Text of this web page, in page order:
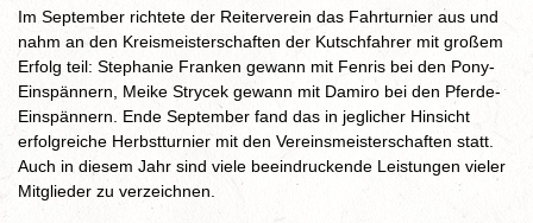
Im September richtete der Reiterverein das Fahrturnier aus und
nahm an den Kreismeisterschaften der Kutschfahrer mit großem
Erfolg teil: Stephanie Franken gewann mit Fenris bei den Pony-
Einspännern, Meike Strycek gewann mit Damiro bei den Pferde-
Einspännern. Ende September fand das in jeglicher Hinsicht
erfolgreiche Herbstturnier mit den Vereinsmeisterschaften statt.
Auch in diesem Jahr sind viele beeindruckende Leistungen vieler
Mitglieder zu verzeichnen.